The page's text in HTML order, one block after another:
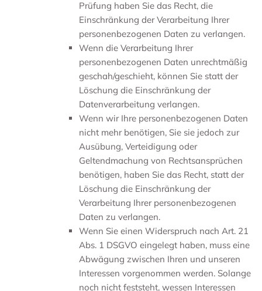
Prüfung haben Sie das Recht, die
Einschränkung der Verarbeitung Ihrer
personenbezogenen Daten zu verlangen.
Wenn die Verarbeitung Ihrer
personenbezogenen Daten unrechtmäßig
geschah/geschieht, können Sie statt der
Löschung die Einschränkung der
Datenverarbeitung verlangen.
Wenn wir Ihre personenbezogenen Daten
nicht mehr benötigen, Sie sie jedoch zur
Ausübung, Verteidigung oder
Geltendmachung von Rechtsansprüchen
benötigen, haben Sie das Recht, statt der
Löschung die Einschränkung der
Verarbeitung Ihrer personenbezogenen
Daten zu verlangen.
Wenn Sie einen Widerspruch nach Art. 21
Abs. 1 DSGVO eingelegt haben, muss eine
Abwägung zwischen Ihren und unseren
Interessen vorgenommen werden. Solange
noch nicht feststeht, wessen Interessen